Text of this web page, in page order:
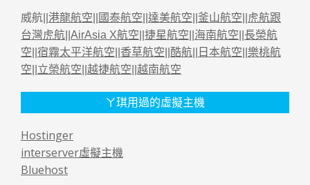
威航|| 港龍航空 國泰航空 達美航空 釜山航空
虎航跟
台灣虎航 AirAsia X航空 捷星航空 海南航空 長榮航
空 宿霧太平洋航空 香草航空 酷航 日本航空 樂桃航
空 立榮航空 越捷航空 越南航空
ㄚ琪用過的虛擬主機
Hostinger
interserver虛擬主機
Bluehost